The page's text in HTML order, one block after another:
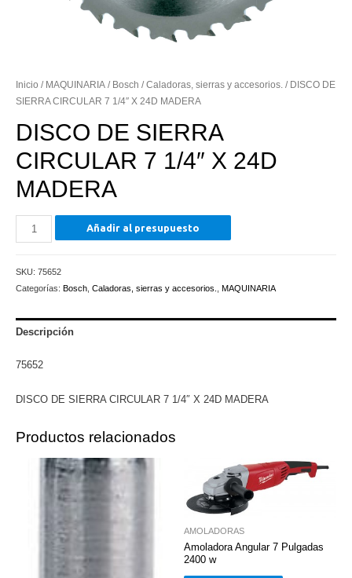
Inicio / MAQUINARIA / Bosch /Caladoras, sierras y accesorios. / DISCO DE
SIERRA CIRCULAR 7 1/4″ X 24D MADERA
DISCO DE SIERRA
CIRCULAR 7 1/4″ X 24D
MADERA
DISCO
DE
CIRCULAR
7
X
MADERA
Añadir al presupuesto
SKU: 75652
Categorías: Bosch Caladoras, sierras y accesorios. MAQUINARIA
Descripción
75652
DISCO DE SIERRA CIRCULAR 7 1/4″ X 24D MADERA
Productos relacionados
AMOLADORAS
Amoladora Angular 7 Pulgadas
2400 w